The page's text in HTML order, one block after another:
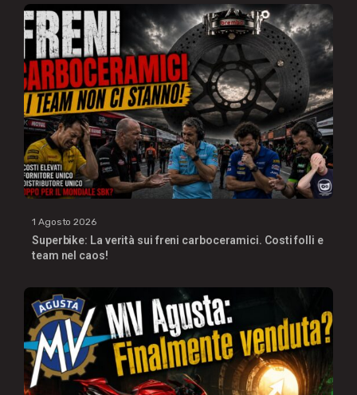
1 Agosto 2026
Superbike: La verità sui freni carboceramici. Costi folli e
team nel caos!